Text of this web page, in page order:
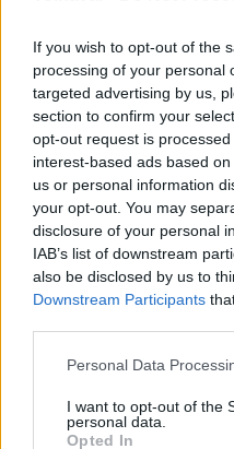
If you wish to opt-out of the
processing of your personal
targeted advertising by us,
section to confirm your
opt-out request is
interest-based ads based
us or personal information
your opt-out. You may
disclosure of your personal
IAB’s list of downstream
also be disclosed by us to
Downstream Participants
Please note that this
not limited to your visit or
grant or deny consent to
Personal Data
I want to opt-out of the
personal data.
Opted In
MAGYAR ÉPÍTŐK
Aktuális